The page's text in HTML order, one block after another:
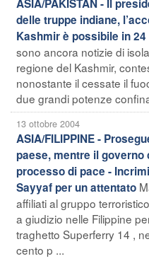
ASIA/PAKISTAN - Il
delle truppe indiane,
Kashmir è possibile in 24
sono ancora notizie di
regione del Kashmir,
nonostante il cessate il
due grandi potenze
13 ottobre 2004
ASIA/FILIPPINE -
paese, mentre il
processo di pace -
Sayyaf per un attentato
affiliati al gruppo
a giudizio nelle Filippine
traghetto Superferry 14 ,
cento p ...